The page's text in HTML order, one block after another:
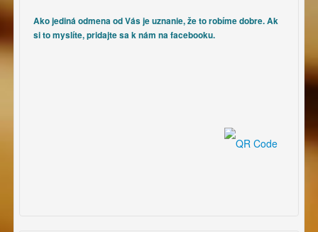
Ako jediná odmena od Vás je uznanie, že to robíme dobre. Ak
si to myslíte, pridajte sa k nám na facebooku.